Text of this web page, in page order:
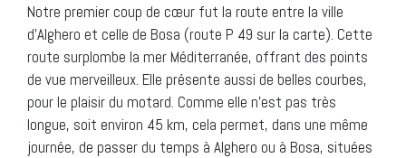
Notre premier coup de cœur fut la route entre la ville
d’Alghero et celle de Bosa (route P 49 sur la carte). Cette
route surplombe la mer Méditerranée, offrant des points
de vue merveilleux. Elle présente aussi de belles courbes,
pour le plaisir du motard. Comme elle n’est pas très
longue, soit environ 45 km, cela permet, dans une même
journée, de passer du temps à Alghero ou à Bosa, situées